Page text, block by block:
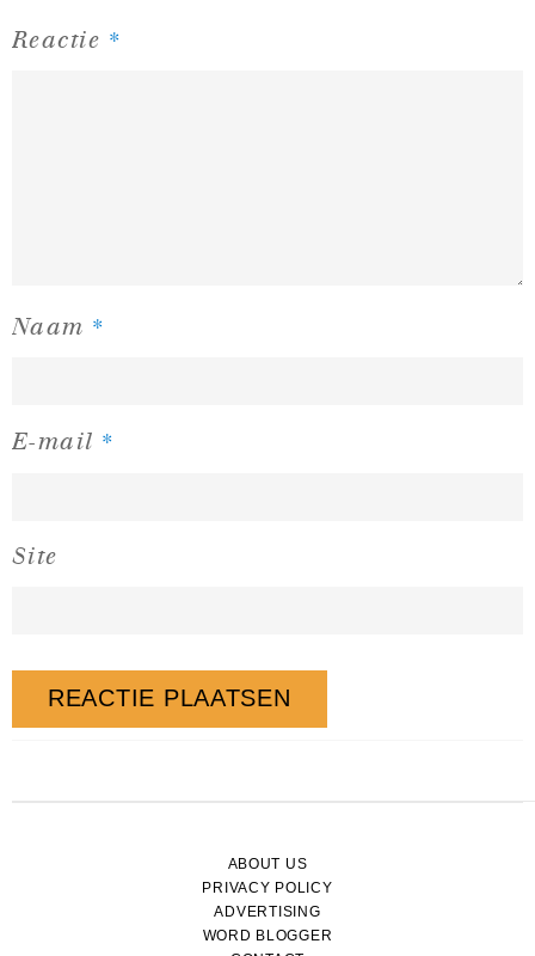
Reactie *
Naam *
E-mail *
Site
ABOUT US
PRIVACY POLICY
ADVERTISING
WORD BLOGGER